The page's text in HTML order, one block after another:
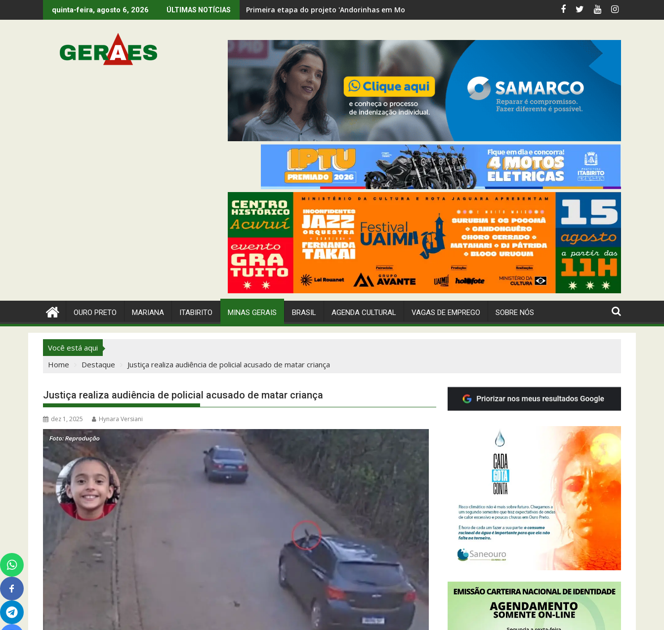
to
quinta-feira, agosto 6, 2026 ÚLTIMAS NOTÍCIAS Primeira etapa do projeto 'Andorinhas em Movimento' revitaliza 12 km de trilhas
OURO PRETO MARIANA ITABIRITO MINAS GERAIS BRASIL AGENDA CULTURAL VAGAS DE EMPREGO SOBRE NÓS
Você está aqui
Home
Destaque Justiça realiza audiência de policial acusado de matar criança
Justiça realiza audiência de policial acusado de matar criança
dez 1, 2025 Hynara Versiani